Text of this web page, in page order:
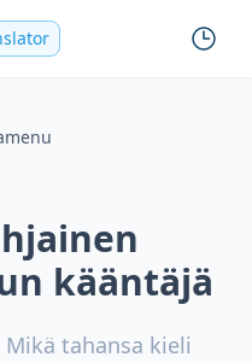
kääntäjä
tahansa kieli